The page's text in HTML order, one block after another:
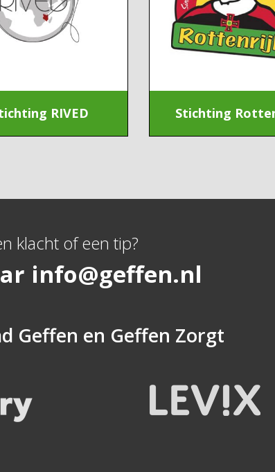
RIVED Stichting
klacht of een tip?
info@geffen.nl
Geffen en Geffen Zorgt